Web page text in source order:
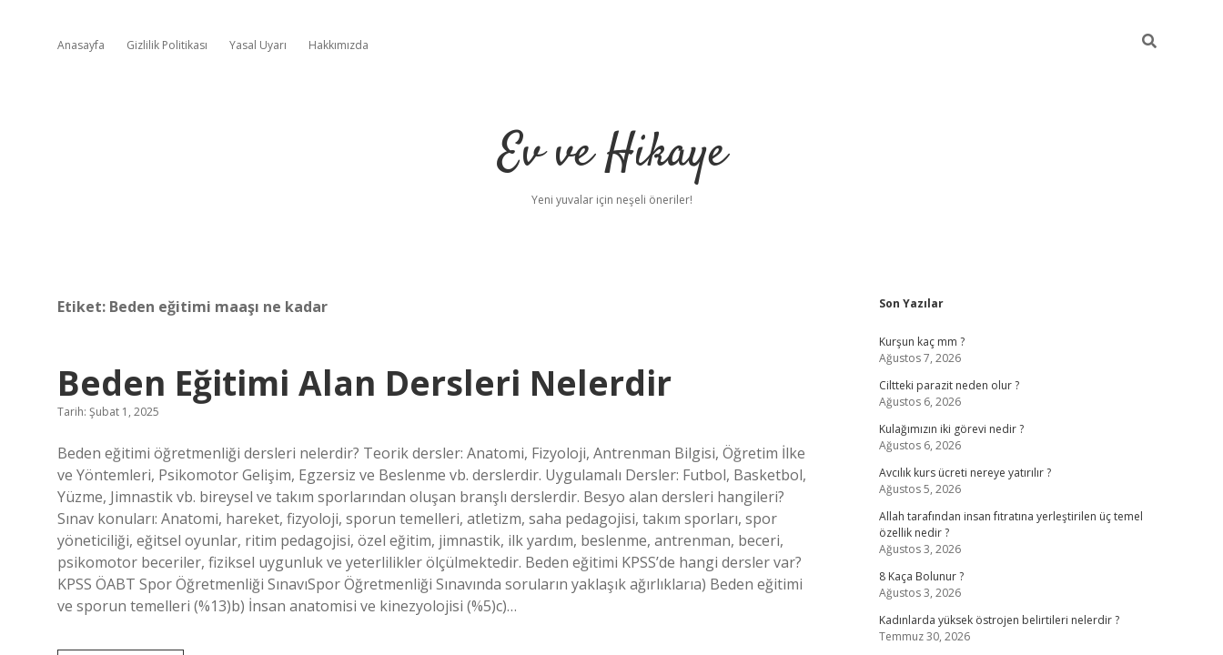
Anasayfa Gizlilik Politikası Yasal Uyarı Hakkımızda
Ev ve Hikaye
Yeni yuvalar için neşeli öneriler!
Etiket: Beden eğitimi maaşı ne kadar
Beden Eğitimi Alan Dersleri Nelerdir
Tarih: Şubat 1, 2025
Beden eğitimi öğretmenliği dersleri nelerdir? Teorik dersler: Anatomi, Fizyoloji, Antrenman Bilgisi, Öğretim İlke
ve Yöntemleri, Psikomotor Gelişim, Egzersiz ve Beslenme vb. derslerdir. Uygulamalı Dersler: Futbol, ​​Basketbol, ​​
Yüzme, Jimnastik vb. bireysel ve takım sporlarından oluşan branşlı derslerdir. Besyo alan dersleri hangileri?
Sınav konuları: Anatomi, hareket, fizyoloji, sporun temelleri, atletizm, saha pedagojisi, takım sporları, spor
yöneticiliği, eğitsel oyunlar, ritim pedagojisi, özel eğitim, jimnastik, ilk yardım, beslenme, antrenman, beceri,
psikomotor beceriler, fiziksel uygunluk ve yeterlilikler ölçülmektedir. Beden eğitimi KPSS’de hangi dersler var?
KPSS ÖABT Spor Öğretmenliği SınavıSpor Öğretmenliği Sınavında soruların yaklaşık ağırlıklarıa) Beden eğitimi
ve sporun temelleri (%13)b) İnsan anatomisi ve kinezyolojisi (%5)c)…
Sidebar
Son Yazılar
Kurşun kaç mm ?
Ağustos 7, 2026
Ciltteki parazit neden olur ?
Ağustos 6, 2026
Kulağımızın iki görevi nedir ?
Ağustos 6, 2026
Avcılık kurs ücreti nereye yatırılır ?
Ağustos 5, 2026
Allah tarafından insan fıtratına yerleştirilen üç temel
özellik nedir ?
Ağustos 3, 2026
8 Kaça Bolunur ?
Ağustos 3, 2026
Kadınlarda yüksek östrojen belirtileri nelerdir ?
Temmuz 30, 2026